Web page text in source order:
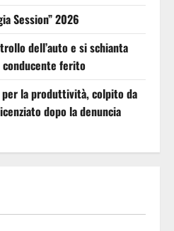
Session” 2026
dell’auto e si schianta
conducente ferito
la produttività, colpito da
dopo la denuncia